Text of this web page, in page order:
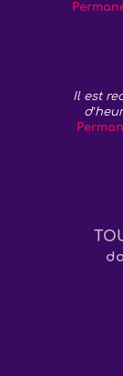
Il est